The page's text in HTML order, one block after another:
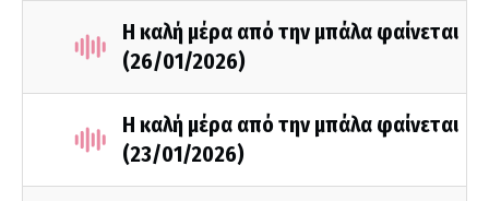
Η καλή μέρα από την μπάλα φαίνεται
(26/01/2026)
Η καλή μέρα από την μπάλα φαίνεται
(23/01/2026)